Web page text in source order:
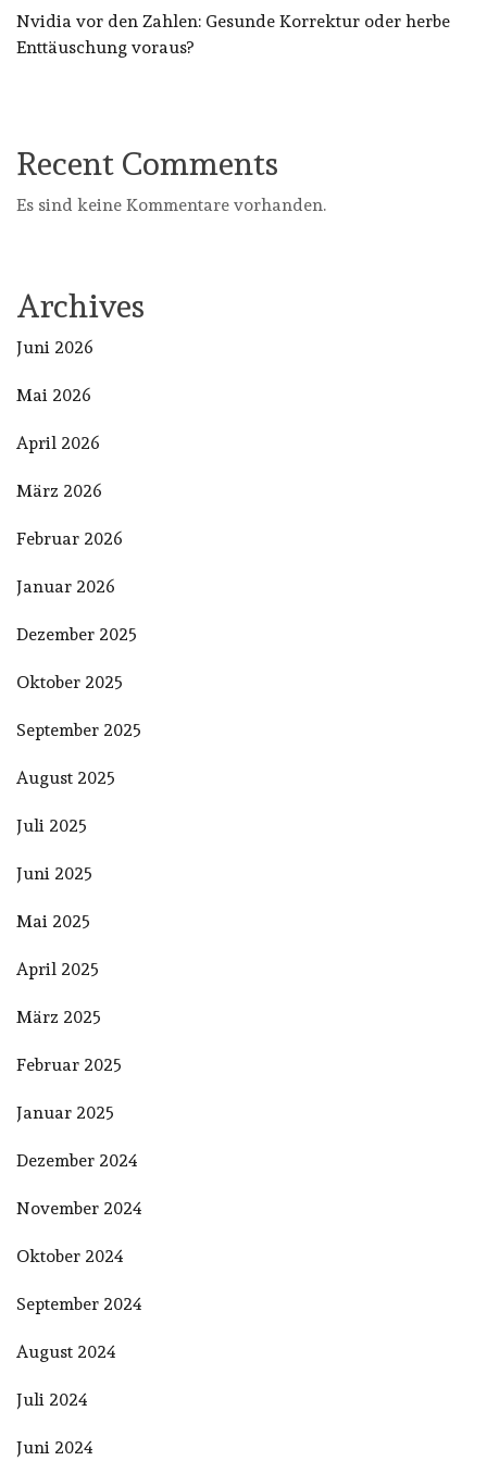
Nvidia vor den Zahlen: Gesunde Korrektur oder herbe
Enttäuschung voraus?
Recent Comments
Es sind keine Kommentare vorhanden.
Archives
Juni 2026
Mai 2026
April 2026
März 2026
Februar 2026
Januar 2026
Dezember 2025
Oktober 2025
September 2025
August 2025
Juli 2025
Juni 2025
Mai 2025
April 2025
März 2025
Februar 2025
Januar 2025
Dezember 2024
November 2024
Oktober 2024
September 2024
August 2024
Juli 2024
Juni 2024